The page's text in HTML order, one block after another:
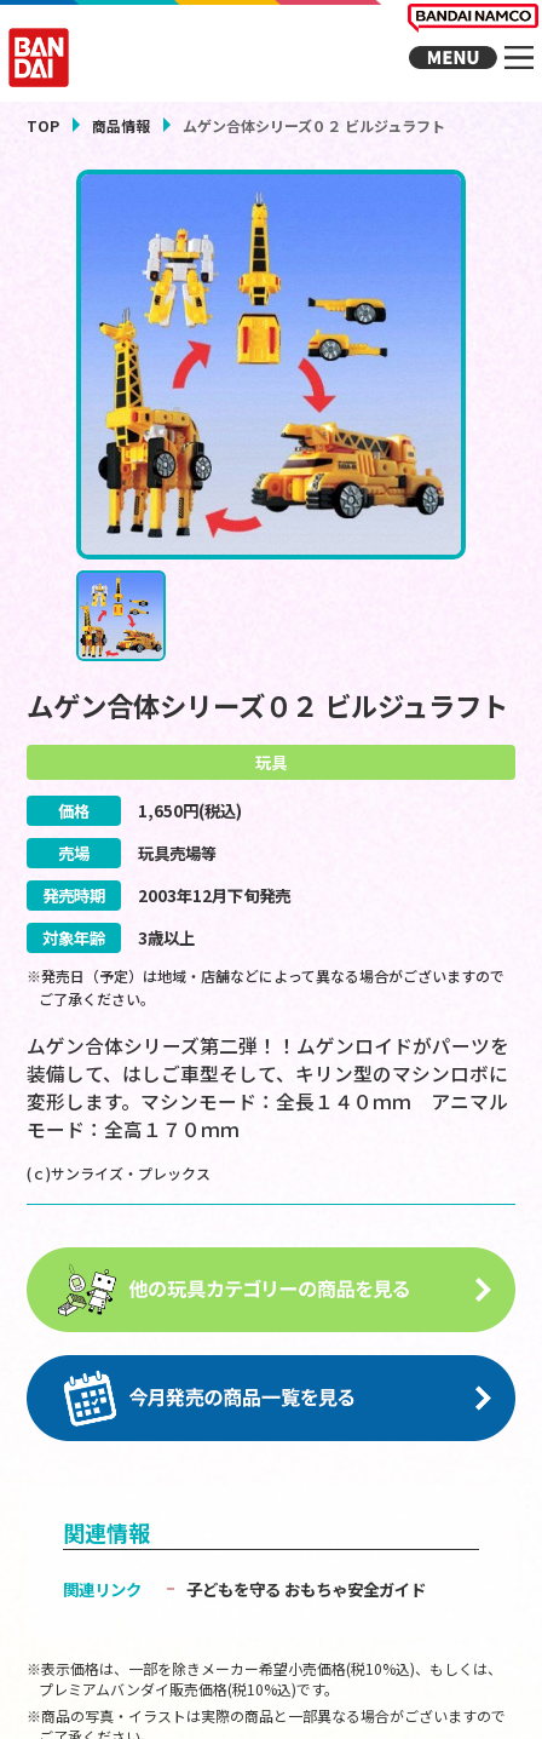
TOP 商品情報 ムゲン合体シリーズ０２ ビルジュラフト
ムゲン合体シリーズ０２ ビルジュラフト
玩具
価格 1,650円(税込)
売場
玩具売場等
発売時期
2003年12月下旬発売
対象年齢
3歳以上
※発売日（予定）は地域・店舗などによって異なる場合がございますので
ご了承ください。
ムゲン合体シリーズ第二弾！！ムゲンロイドがパーツを
装備して、はしご車型そして、キリン型のマシンロボに
変形します。マシンモード：全長１４０ｍｍ アニマル
モード：全高１７０ｍｍ
(ｃ)サンライズ・プレックス
関連情報
関連リンク 子どもを守る おもちゃ安全ガイド
※表示価格は、一部を除きメーカー希望小売価格(税10%込)、もしくは、
プレミアムバンダイ販売価格(税10%込)です。
※商品の写真・イラストは実際の商品と一部異なる場合がございますので